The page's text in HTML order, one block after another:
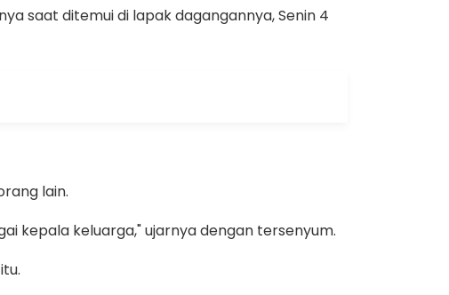
saat ditemui di lapak dagangannya, Senin 4
lain.
kepala keluarga," ujarnya dengan tersenyum.